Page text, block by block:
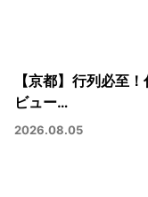
【京都】行列必至
ビュー…
2026.08.05